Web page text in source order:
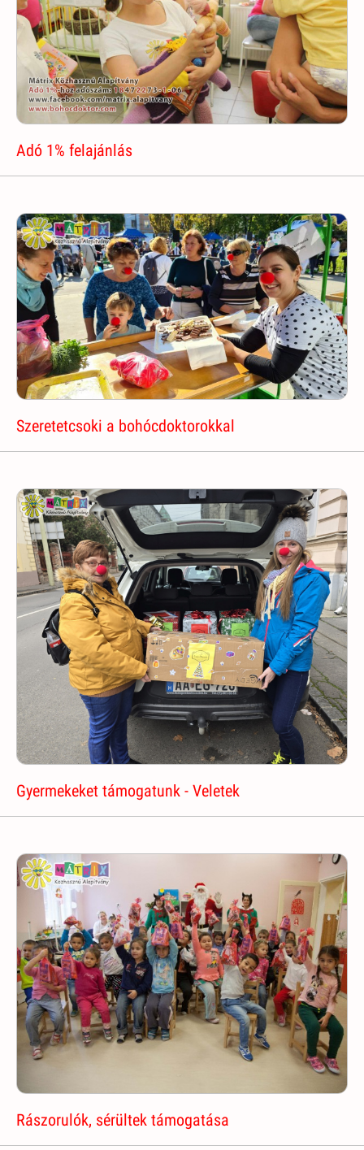
Adó 1% felajánlás
Szeretetcsoki a bohócdoktorokkal
Gyermekeket támogatunk - Veletek
Rászorulók, sérültek támogatása